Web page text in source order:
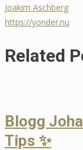
Joakim Aschberg
https://yonder.nu
Related
Blogg
Tips ✨